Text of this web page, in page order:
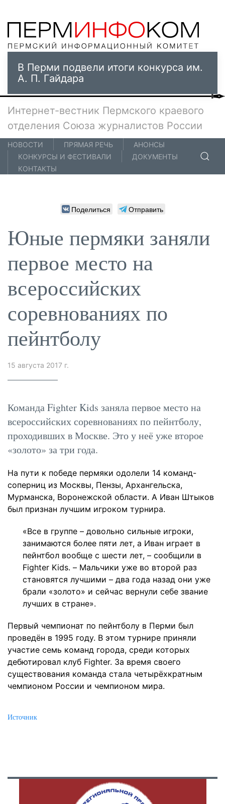
В Перми подвели итоги конкурса им.
А. П. Гайдара
Интернет-вестник Пермского краевого
отделения Союза журналистов России
НОВОСТИ ПРЯМАЯ РЕЧЬ
АНОНСЫ
КОНКУРСЫ И ФЕСТИВАЛИ
ДОКУМЕНТЫ
КОНТАКТЫ
Поделиться Отправить
Юные пермяки заняли
первое место на
всероссийских
соревнованиях по
пейнтболу
15 августа 2017 г.
Команда Fighter Kids заняла первое место на
всероссийских соревнованиях по пейнтболу,
проходивших в Москве. Это у неё уже второе
«золото» за три года.
На пути к победе пермяки одолели 14 команд-
соперниц из Москвы, Пензы, Архангельска,
Мурманска, Воронежской области. А Иван Штыков
был признан лучшим игроком турнира.
«Все в группе – довольно сильные игроки,
занимаются более пяти лет, а Иван играет в
пейнтбол вообще с шести лет, – сообщили в
Fighter Kids. – Мальчики уже во второй раз
становятся лучшими – два года назад они уже
брали «золото» и сейчас вернули себе звание
лучших в стране».
Первый чемпионат по пейнтболу в Перми был
проведён в 1995 году. В этом турнире приняли
участие семь команд города, среди которых
дебютировал клуб Fighter. За время своего
существования команда стала четырёхкратным
чемпионом России и чемпионом мира.
Источник